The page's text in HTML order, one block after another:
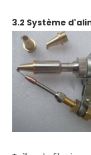
3.2 Système